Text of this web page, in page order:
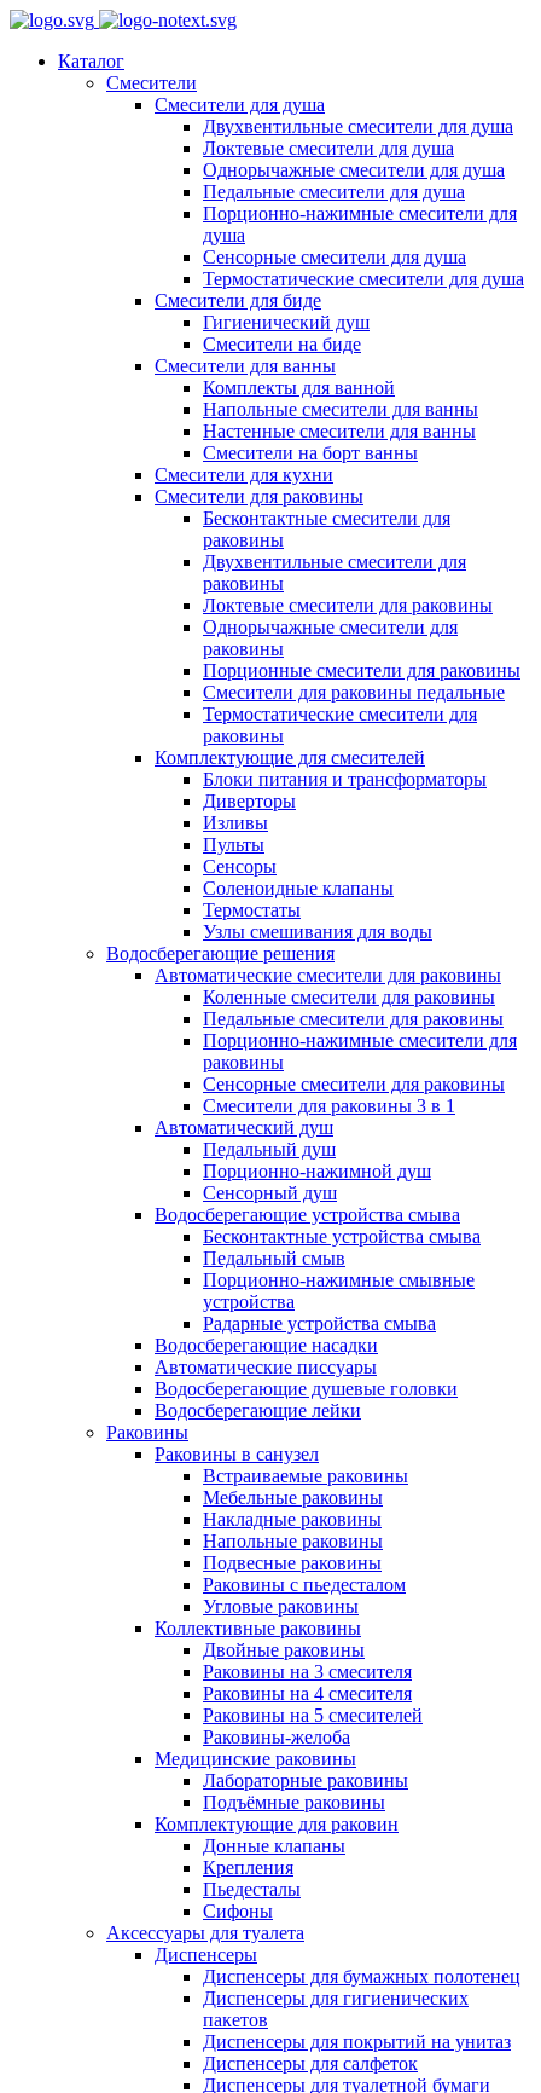
Каталог
Смесители
Смесители для душа
Двухвентильные смесители для душа
Локтевые смесители для душа
Однорычажные смесители для душа
Педальные смесители для душа
Порционно-нажимные смесители для
душа
Сенсорные смесители для душа
Термостатические смесители для душа
Смесители для биде
Гигиенический душ
Смесители на биде
Смесители для ванны
Комплекты для ванной
Напольные смесители для ванны
Настенные смесители для ванны
Смесители на борт ванны
Смесители для кухни
Смесители для раковины
Бесконтактные смесители для
раковины
Двухвентильные смесители для
раковины
Локтевые смесители для раковины
Однорычажные смесители для
раковины
Порционные смесители для раковины
Смесители для раковины педальные
Термостатические смесители для
раковины
Комплектующие для смесителей
Блоки питания и трансформаторы
Диверторы
Изливы
Пульты
Сенсоры
Соленоидные клапаны
Термостаты
Узлы смешивания для воды
Водосберегающие решения
Автоматические смесители для раковины
Коленные смесители для раковины
Педальные смесители для раковины
Порционно-нажимные смесители для
раковины
Сенсорные смесители для раковины
Смесители для раковины 3 в 1
Автоматический душ
Педальный душ
Порционно-нажимной душ
Сенсорный душ
Водосберегающие устройства смыва
Бесконтактные устройства смыва
Педальный смыв
Порционно-нажимные смывные
устройства
Радарные устройства смыва
Водосберегающие насадки
Автоматические писсуары
Водосберегающие душевые головки
Водосберегающие лейки
Раковины
Раковины в санузел
Встраиваемые раковины
Мебельные раковины
Накладные раковины
Напольные раковины
Подвесные раковины
Раковины с пьедесталом
Угловые раковины
Коллективные раковины
Двойные раковины
Раковины на 3 смесителя
Раковины на 4 смесителя
Раковины на 5 смесителей
Раковины-желоба
Медицинские раковины
Лабораторные раковины
Подъёмные раковины
Комплектующие для раковин
Донные клапаны
Крепления
Пьедесталы
Сифоны
Аксессуары для туалета
Диспенсеры
Диспенсеры для бумажных полотенец
Диспенсеры для гигиенических
пакетов
Диспенсеры для покрытий на унитаз
Диспенсеры для салфеток
Диспенсеры для туалетной бумаги